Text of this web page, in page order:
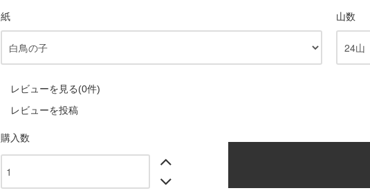
紙 山数
レビューを見る(0件)
レビューを投稿
購入数